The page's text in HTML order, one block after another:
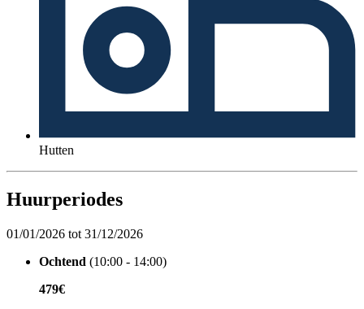
Hutten
Huurperiodes
01/01/2026 tot 31/12/2026
Ochtend (10:00 - 14:00)
479€